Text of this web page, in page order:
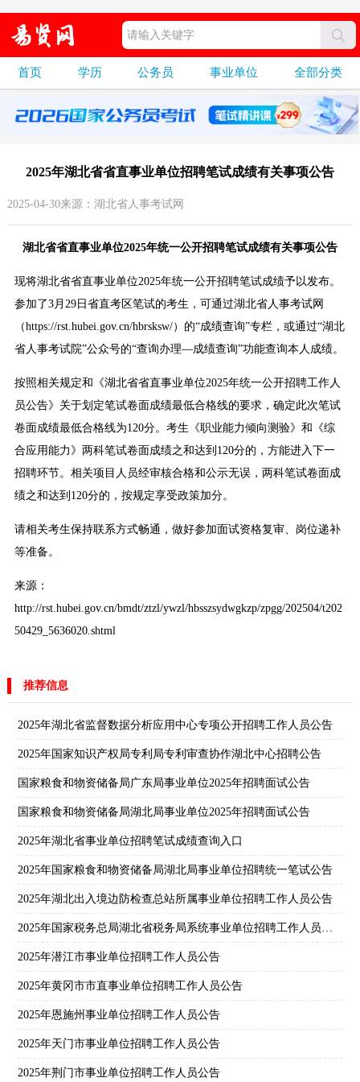
首页 学历 公务员 事业单位 全部分类
2025年湖北省省直事业单位招聘笔试成绩有关事项公告
2025-04-30来源：湖北省人事考试网
湖北省省直事业单位2025年统一公开招聘笔试成绩有关事项公告
现将湖北省省直事业单位2025年统一公开招聘笔试成绩予以发布。
参加了3月29日省直考区笔试的考生，可通过湖北省人事考试网
（https://rst.hubei.gov.cn/hbrsksw/）的“成绩查询”专栏，或通过“湖北
省人事考试院”公众号的“查询办理—成绩查询”功能查询本人成绩。
按照相关规定和《湖北省省直事业单位2025年统一公开招聘工作人
员公告》关于划定笔试卷面成绩最低合格线的要求，确定此次笔试
卷面成绩最低合格线为120分。考生《职业能力倾向测验》和《综
合应用能力》两科笔试卷面成绩之和达到120分的，方能进入下一
招聘环节。相关项目人员经审核合格和公示无误，两科笔试卷面成
绩之和达到120分的，按规定享受政策加分。
请相关考生保持联系方式畅通，做好参加面试资格复审、岗位递补
等准备。
来源：
http://rst.hubei.gov.cn/bmdt/ztzl/ywzl/hbsszsydwgkzp/zpgg/202504/t202
50429_5636020.shtml
推荐信息
2025年湖北省监督数据分析应用中心专项公开招聘工作人员公告
2025年国家知识产权局专利局专利审查协作湖北中心招聘公告
国家粮食和物资储备局广东局事业单位2025年招聘面试公告
国家粮食和物资储备局湖北局事业单位2025年招聘面试公告
2025年湖北省事业单位招聘笔试成绩查询入口
2025年国家粮食和物资储备局湖北局事业单位招聘统一笔试公告
2025年湖北出入境边防检查总站所属事业单位招聘工作人员公告
2025年国家税务总局湖北省税务局系统事业单位招聘工作人员公告
2025年潜江市事业单位招聘工作人员公告
2025年黄冈市市直事业单位招聘工作人员公告
2025年恩施州事业单位招聘工作人员公告
2025年天门市事业单位招聘工作人员公告
2025年荆门市事业单位招聘工作人员公告